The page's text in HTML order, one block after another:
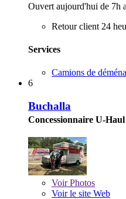
Ouvert aujourd'hui de 7h
Retour client 24
Services
Camions de
6
Buchalla
Concessionnaire U-
VoirPhotos
Voir le site Web